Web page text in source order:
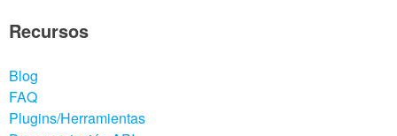
Recursos
Blog
FAQ
Plugins/Herramientas